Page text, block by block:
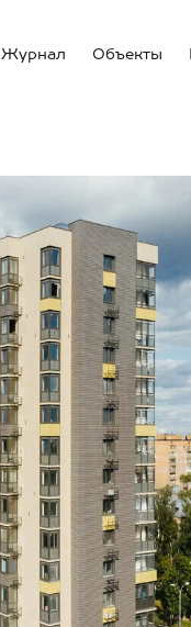
Журнал Объекты